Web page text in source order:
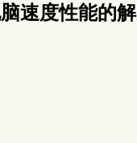
速度性能的